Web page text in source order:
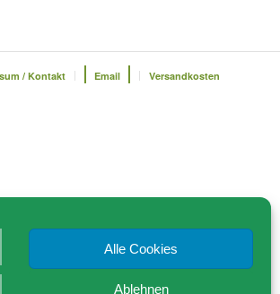
Alle Cookies
Ablehnen
/ Kontakt Email Versandkosten